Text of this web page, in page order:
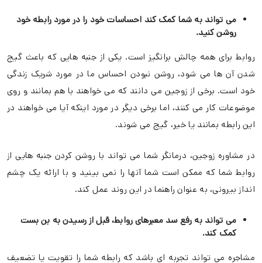
می تواند به شما کمک کند احساسات خود را در مورد رابطه خود
روشن کنید.
روابط برای همه چالش برانگیز است. یکی از جنبه هایی که باعث گیج
شدن آن ها می شود، روشن نبودن احساس ما در مورد شریک زندگی
خود است. برخی از زوجین می دانند که می خواهند با هم بمانند و روی
موضوعات کار می کنند، اما برخی دیگر در مورد اینکه آیا می خواهند در
این رابطه بمانند یا خیر، گیج می شوند.
در مشاوره زوجین، درمانگر شما می تواند با روشن کردن جنبه هایی از
روابط شما که ممکن است شما آنها را نمی بینید و با ارائه یک چشم
انداز بیرونی، به عنوان راهنما در این روند عمل کند.
می تواند به رفع سد معبرهای روابط، قبل از رسیدن به بن بست
کمک کند.
مشاجره می تواند تجربه ای باشد که رابطه شما را تقویت یا تضعیف